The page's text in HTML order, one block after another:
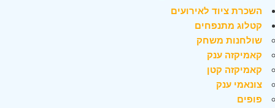
השכרת ציוד לאירועים
קטלוג מתנפחים
שולחנות משחק
קאמיקזה ענק
קאמיקזה קטן
צונאמי ענק
פופים